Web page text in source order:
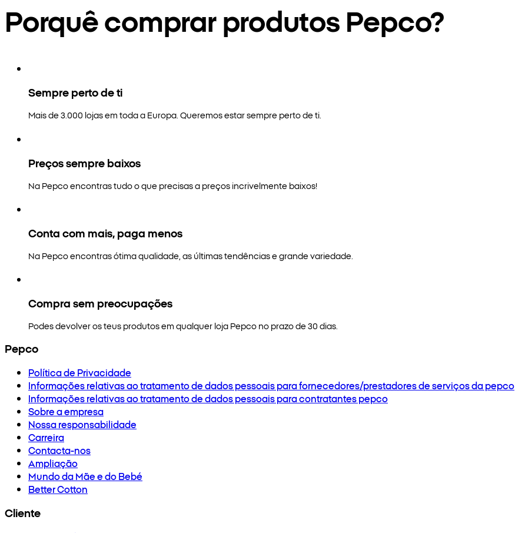
Porquê comprar produtos Pepco?
Sempre perto de ti
Mais de 3.000 lojas em toda a Europa. Queremos estar sempre perto de ti.
Preços sempre baixos
Na Pepco encontras tudo o que precisas a preços incrivelmente baixos!
Conta com mais, paga menos
Na Pepco encontras ótima qualidade, as últimas tendências e grande variedade.
Compra sem preocupações
Podes devolver os teus produtos em qualquer loja Pepco no prazo de 30 dias.
Pepco
Política de Privacidade
Informações relativas ao tratamento de dados pessoais para fornecedores/prestadores de serviços da pepco
Informações relativas ao tratamento de dados pessoais para contratantes pepco
Sobre a empresa
Nossa responsabilidade
Carreira
Contacta-nos
Ampliação
Mundo da Mãe e do Bebé
Better Cotton
Cliente